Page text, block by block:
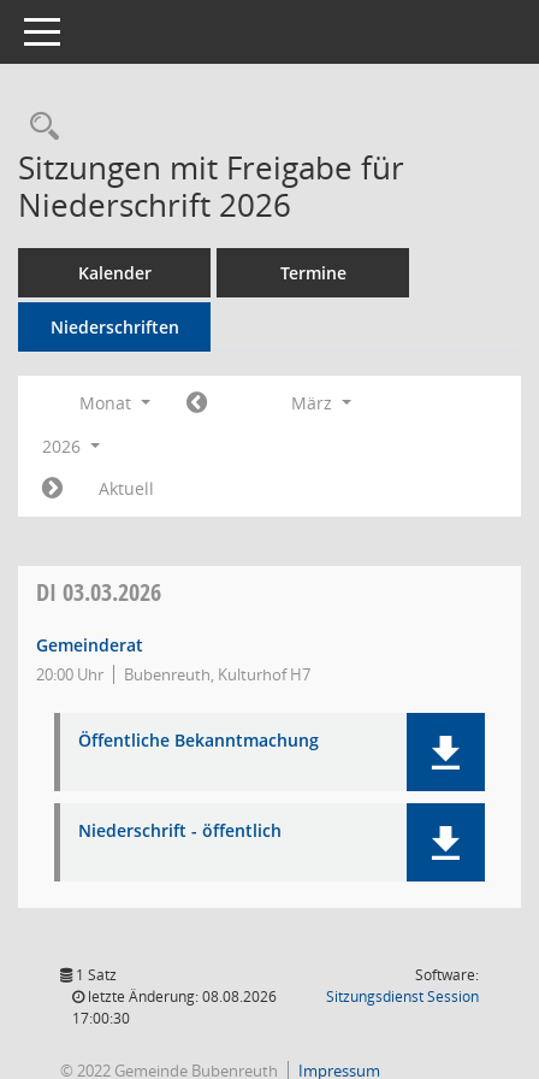
Toggle navigation
Rechercheauswahl
Sitzungen mit Freigabe für
Niederschrift 2026
Kalender Termine
Niederschriften
Monat
März
2026
Aktuell
DI 03.03.2026
Gemeinderat
20:00 Uhr Bubenreuth, Kulturhof H7
Öffentliche Bekanntmachung
Niederschrift - öffentlich
1 Satz
letzte Änderung: 08.08.2026
17:00:30
Software:
SitzungsdienstSession(Wird in
© 2022 Gemeinde Bubenreuth Impressum